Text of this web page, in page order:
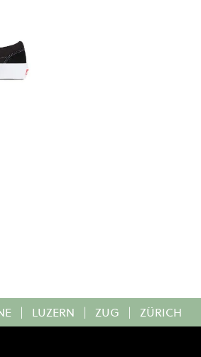
| LUZERN | ZUG | ZÜRICH